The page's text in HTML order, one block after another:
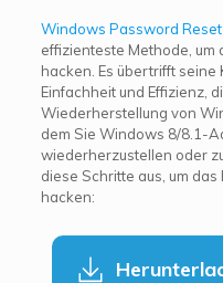
Windows Password Reset
effizienteste Methode,
hacken. Es übertrifft
Einfachheit und Effizienz,
Wiederherstellung von
dem Sie Windows 8/8.1-
wiederherzustellen oder
diese Schritte aus, um
hacken: